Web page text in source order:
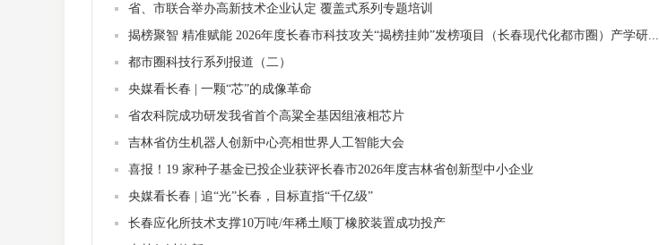
省、市联合举办高新技术企业认定 覆盖式系列专题培训
揭榜聚智 精准赋能 2026年度长春市科技攻关“揭榜挂帅”发榜项目（长春现代化都市圈）产学研...
都市圈科技行系列报道（二）
央媒看长春 | 一颗“芯”的成像革命
省农科院成功研发我省首个高粱全基因组液相芯片
吉林省仿生机器人创新中心亮相世界人工智能大会
喜报！19 家种子基金已投企业获评长春市2026年度吉林省创新型中小企业
央媒看长春 | 追“光”长春，目标直指“千亿级”
长春应化所技术支撑10万吨/年稀土顺丁橡胶装置成功投产